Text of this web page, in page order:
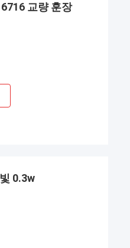
교량 훈장
0.3w